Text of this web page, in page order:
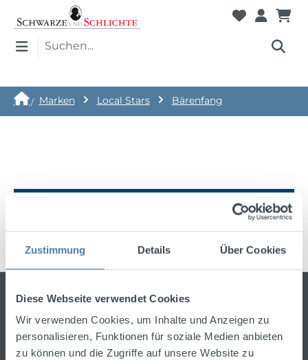
Zustimmung Details Über Cookies
Diese Webseite verwendet Cookies
Wir verwenden Cookies, um Inhalte und Anzeigen zu
personalisieren, Funktionen für soziale Medien anbieten
zu können und die Zugriffe auf unsere Website zu
Marken Local Stars Bärenfang
Bleiben Sie stets über die neuesten
Newsletter abonnieren und einen10%-Gutschein
für Ihre nächste Bestellung erhalten!